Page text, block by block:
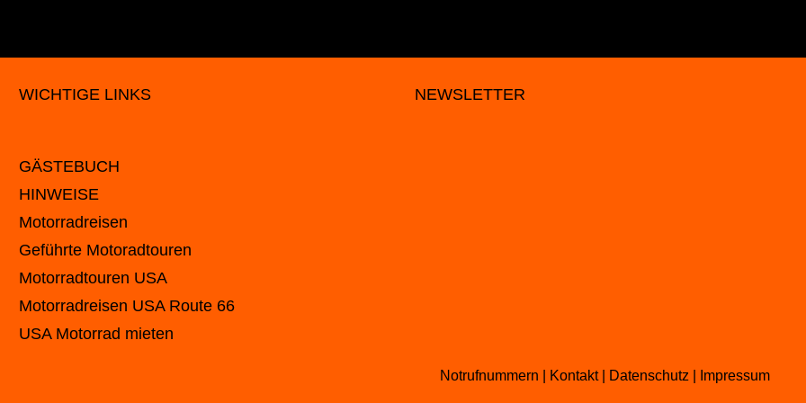
WICHTIGE LINKS
GÄSTEBUCH
HINWEISE
Motorradreisen
Geführte Motoradtouren
Motorradtouren USA
Motorradreisen USA Route 66
USA Motorrad mieten
NEWSLETTER
Notrufnummern Kontakt Datenschutz Impressum